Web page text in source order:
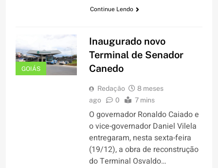
Continue Lendo
GOIÁS
Inaugurado novo
Terminal de Senador
Canedo
Redação
8 meses
ago
0 7 mins
O governador Ronaldo Caiado e
o vice-governador Daniel Vilela
entregaram, nesta sexta-feira
(19/12), a obra de reconstrução
do Terminal Osvaldo…